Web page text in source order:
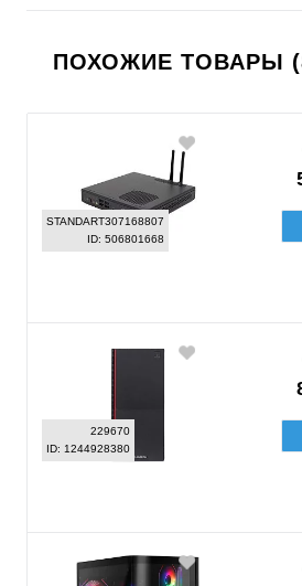
ПОХОЖИЕ ТОВАРЫ
STANDART307168807
ID: 506801668
229670
ID: 1244928380